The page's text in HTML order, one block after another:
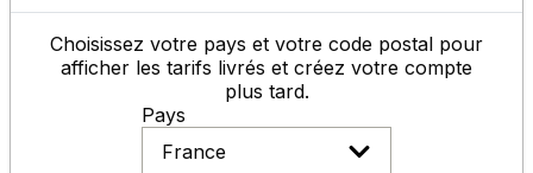
Afficher les tarifs
Usine 59 Auchy les Orchies
Choisissez votre pays et votre code postal pour
afficher les tarifs livrés et créez votre compte
plus tard.
Pays